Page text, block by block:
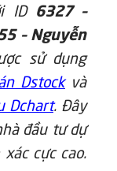
ID 6327 –
– Nguyễn
sử dụng
Dstockvà
Dchart. Đây
đầu tư dự
cực cao.